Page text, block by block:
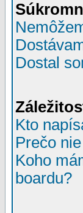
Dostal
Kto
Prečo
Koho
boardu?